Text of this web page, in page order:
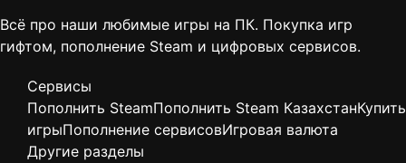
Всё про наши любимые игры на ПК. Покупка игр
гифтом, пополнение Steam и цифровых сервисов.
Сервисы
Пополнить SteamПополнить Steam КазахстанКупить
игрыПополнение сервисовИгровая валюта
Другие разделы